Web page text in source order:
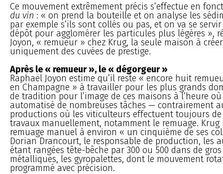
Ce mouvement extrêmement précis s’effectue en
du vin : « on prend la bouteille et on analyse les
par exemple s’ils sont collés ou pas, et on va se
dépôt pour agglomérer les particules plus légères »,
Joyon, « remueur » chez Krug, la seule maison à
uniquement des cuvées de prestige.
Après le « remueur », le « dégorgeur »
Raphaël Joyon estime qu’il reste « encore huit
en Champagne » à travailler pour les plus grands
de tradition pour l’image de ces maisons à l’heure
automatisé de nombreuses tâches — contrairement
productions où les viticulteurs effectuent toujours
travaux manuellement, notamment le remuage. Krug
remuage manuel à environ « un cinquième de ses
Dorian Drancourt, le responsable de production, les
étant rangées tête-bêche par 300 ou 500 dans de
métalliques, les gyropalettes, dont le mouvement
programmé avec précision.